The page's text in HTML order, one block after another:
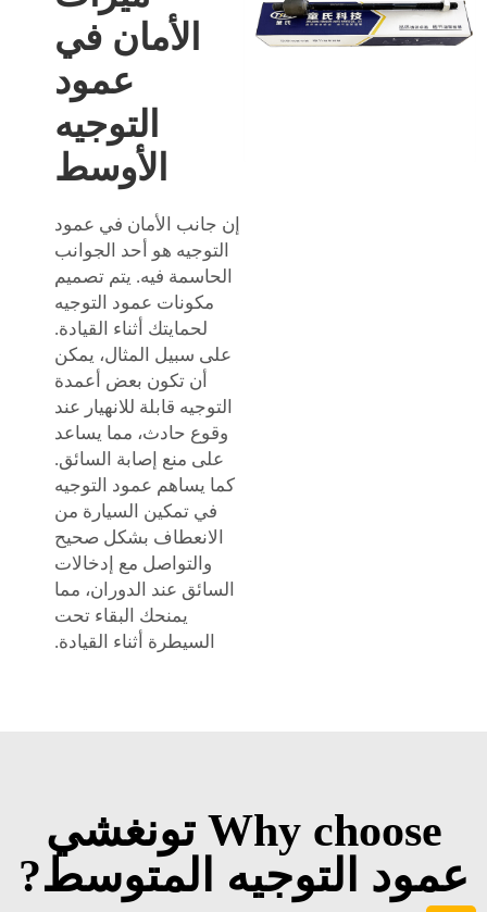
الأمان في
عمود
التوجيه
الأوسط
إن جانب الأمان في عمود
التوجيه هو أحد الجوانب
الحاسمة فيه. يتم تصميم
مكونات عمود التوجيه
لحمايتك أثناء القيادة.
على سبيل المثال، يمكن
أن تكون بعض أعمدة
التوجيه قابلة للانهيار عند
وقوع حادث، مما يساعد
على منع إصابة السائق.
كما يساهم عمود التوجيه
في تمكين السيارة من
الانعطاف بشكل صحيح
والتواصل مع إدخالات
السائق عند الدوران، مما
يمنحك البقاء تحت
السيطرة أثناء القيادة.
Why choose تونغشي
عمود التوجيه المتوسط?